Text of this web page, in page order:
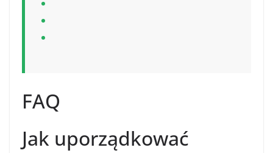
FAQ
Jak uporządkować